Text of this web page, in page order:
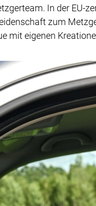
In der EU-
zum
mit eigenen